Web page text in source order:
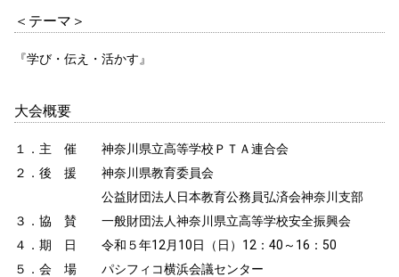
＜テーマ＞
『学び・伝え・活かす』
大会概要
１．主 催 神奈川県立高等学校ＰＴＡ連合会
２．後 援 神奈川県教育委員会
公益財団法人日本教育公務員弘済会神奈川支部
３．協 賛 一般財団法人神奈川県立高等学校安全振興会
４．期 日 令和５年12月10日（日）12：40～16：50
５．会 場 パシフィコ横浜会議センター